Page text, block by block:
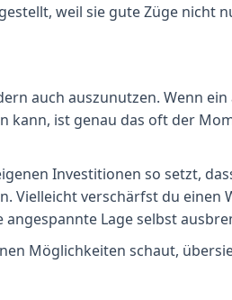
weil sie gute Züge nicht
auch auszunutzen. Wenn
ist genau das oft der
Investitionen so setzt,
Vielleicht verschärfst du einen
Lage selbst
Möglichkeiten schaut,